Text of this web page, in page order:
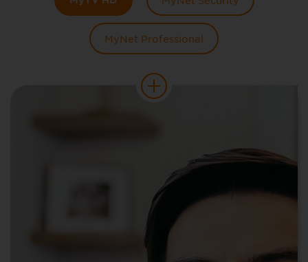
MyNet Professional